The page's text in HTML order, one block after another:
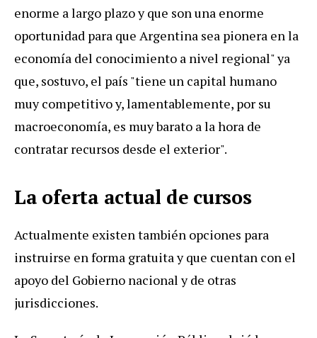
enorme a largo plazo y que son una enorme
oportunidad para que Argentina sea pionera en la
economía del conocimiento a nivel regional" ya
que, sostuvo, el país "tiene un capital humano
muy competitivo y, lamentablemente, por su
macroeconomía, es muy barato a la hora de
contratar recursos desde el exterior".
La oferta actual de cursos
Actualmente existen también opciones para
instruirse en forma gratuita y que cuentan con el
apoyo del Gobierno nacional y de otras
jurisdicciones.